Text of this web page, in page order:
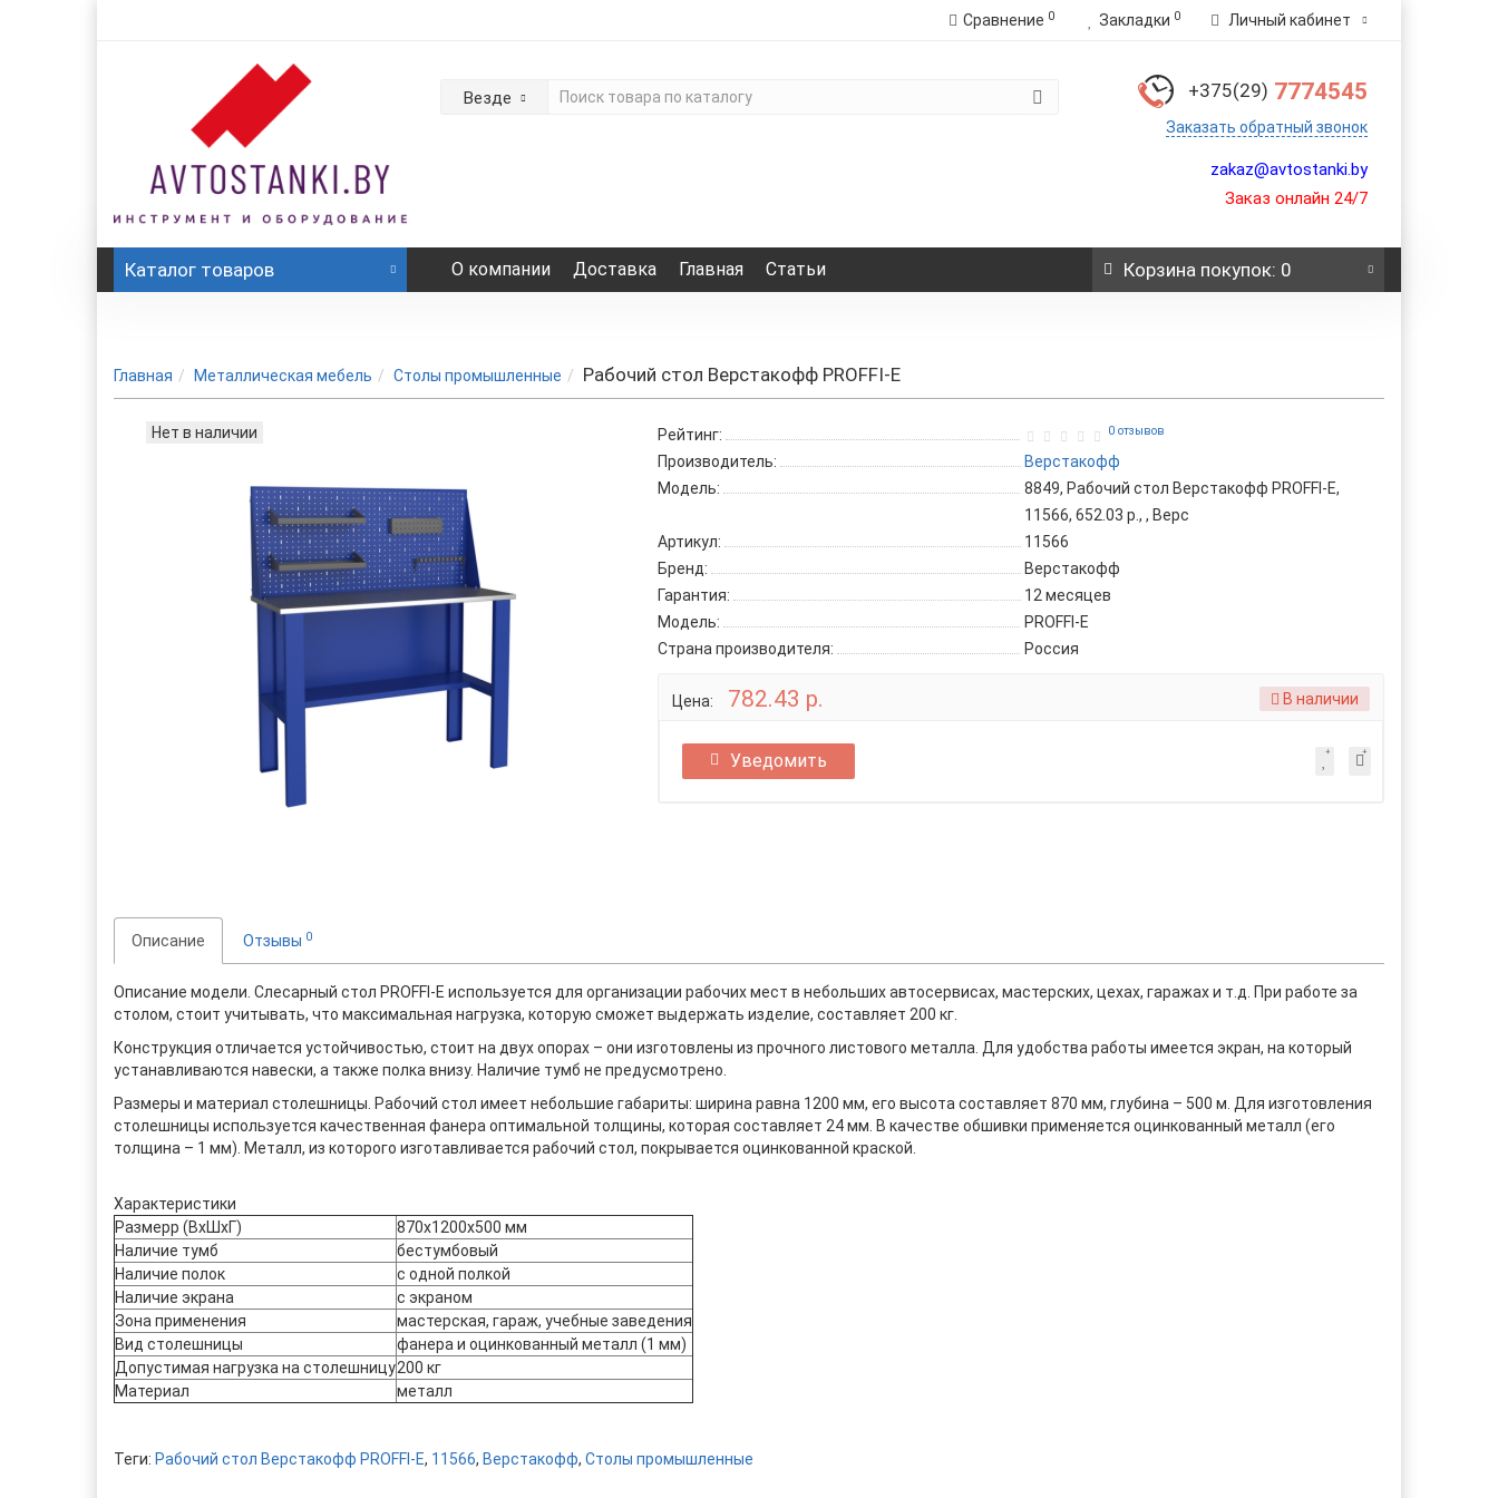
Сравнение 0 Закладки 0 Личный кабинет
Везде +375(29) 7774545
Заказать обратный звонок
zakaz@avtostanki.by
Заказ онлайн 24/7
Каталог товаров О компании Доставка Главная Статьи Корзинапокупок: 0
Главная Металлическая мебель Столы промышленные Рабочий стол Верстакофф PROFFI-E
Нет в наличии Рейтинг: 0 отзывов
Производитель:
Верстакофф
Модель:
8849, Рабочий стол Верстакофф PROFFI-E,
11566, 652.03 р., , Верс
Артикул:
11566
Бренд:
Верстакофф
Гарантия:
12 месяцев
Модель:
PROFFI-E
Страна производителя:
Россия
Цена: 782.43 р. В наличии
Уведомить
Описание Отзывы 0
Описание модели. Слесарный стол PROFFI-E используется для организации рабочих мест в небольших автосервисах, мастерских, цехах, гаражах и т.д. При работе за
столом, стоит учитывать, что максимальная нагрузка, которую сможет выдержать изделие, составляет 200 кг.
Конструкция отличается устойчивостью, стоит на двух опорах – они изготовлены из прочного листового металла. Для удобства работы имеется экран, на который
устанавливаются навески, а также полка внизу. Наличие тумб не предусмотрено.
Размеры и материал столешницы. Рабочий стол имеет небольшие габариты: ширина равна 1200 мм, его высота составляет 870 мм, глубина – 500 м. Для изготовления
столешницы используется качественная фанера оптимальной толщины, которая составляет 24 мм. В качестве обшивки применяется оцинкованный металл (его
толщина – 1 мм). Металл, из которого изготавливается рабочий стол, покрывается оцинкованной краской.
Характеристики
Размерр (ВхШхГ)
870x1200x500 мм
Наличие тумб
бестумбовый
Наличие полок
с одной полкой
Наличие экрана
с экраном
Зона применения
мастерская, гараж, учебные заведения
Вид столешницы
фанера и оцинкованный металл (1 мм)
Допустимая нагрузка на столешницу200 кг
Материал
металл
Теги: Рабочий стол Верстакофф PROFFI-E, 11566, Верстакофф, Столы промышленные